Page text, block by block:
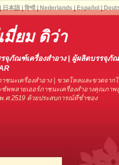
มี่ยม ดิว่า
จุภัณฑ์เครื่องสำอาง | ผู้ผลิตบรรจุภัณ
าชนะเครื่องสำอาง | ขวดโหลและขวดจาก
พพลายเออร์ภาชนะเครื่องสำอางคุณภาพ
.ศ.2519 ด้วยประสบการณ์ที่ช่ำชอง
日本語| हिन्दी| Nederlands Español